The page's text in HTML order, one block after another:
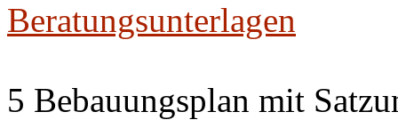
Beratungsunterlagen
5 Bebauungsplan mit